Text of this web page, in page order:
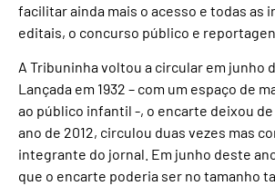
facilitar ainda mais o acesso e todas as
editais, o concurso público e
A Tribuninha voltou a circular em junho
Lançada em 1932 – com um espaço de
ao público infantil -, o encarte deixou
ano de 2012, circulou duas vezes mas
integrante do jornal. Em junho deste
que o encarte poderia ser no tamanho